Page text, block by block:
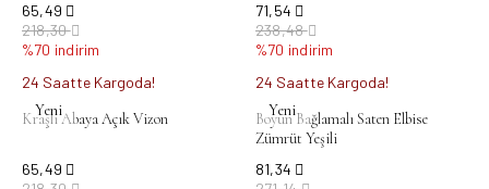
65,49
218,30
%70 indirim
24 Saatte Kargoda!
71,54
238,48
%70 indirim
24 Saatte Kargoda!
Yeni
Kraşlı Abaya Açık Vizon
65,49
Yeni
Boyun Bağlamalı Saten Elbise
Zümrüt Yeşili
81,34